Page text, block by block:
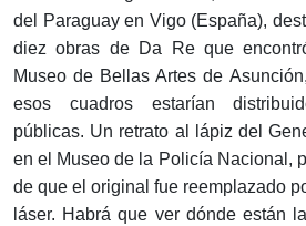
del Paraguay en Vigo (España),
diez obras de Da Re que
Museo de Bellas Artes de
esos cuadros estarían
públicas. Un retrato al lápiz del
en el Museo de la Policía Nacional,
de que el original fue reemplazado
láser. Habrá que ver dónde están